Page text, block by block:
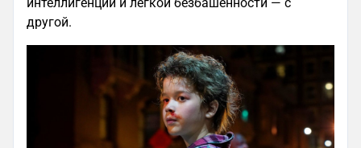
другой.